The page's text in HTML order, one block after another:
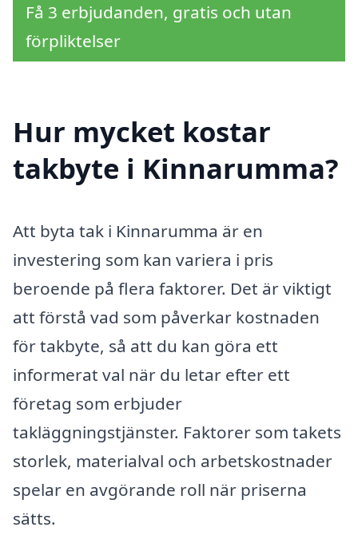
Få 3 erbjudanden, gratis och utan
förpliktelser
Hur mycket kostar
takbyte i Kinnarumma?
Att byta tak i Kinnarumma är en
investering som kan variera i pris
beroende på flera faktorer. Det är viktigt
att förstå vad som påverkar kostnaden
för takbyte, så att du kan göra ett
informerat val när du letar efter ett
företag som erbjuder
takläggningstjänster. Faktorer som takets
storlek, materialval och arbetskostnader
spelar en avgörande roll när priserna
sätts.